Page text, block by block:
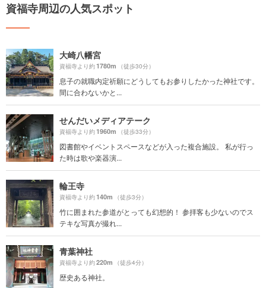
資福寺周辺の人気スポット
大崎八幡宮
資福寺より約1780m （徒歩30分）
息子の就職内定祈願にどうしてもお参りしたかった神社です。
間に合わないかと...
せんだいメディアテーク
資福寺より約1960m （徒歩33分）
図書館やイベントスペースなどが入った複合施設。 私が行っ
た時は歌や楽器演...
輪王寺
資福寺より約140m （徒歩3分）
竹に囲まれた参道がとっても幻想的！ 参拝客も少ないのでス
テキな写真が撮れ...
青葉神社
資福寺より約220m （徒歩4分）
歴史ある神社。